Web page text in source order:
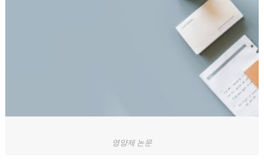
영양제 논문